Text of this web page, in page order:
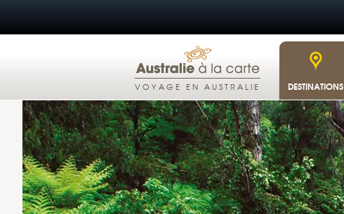
VOYAGE EN AUSTRALIE DESTINATIONS